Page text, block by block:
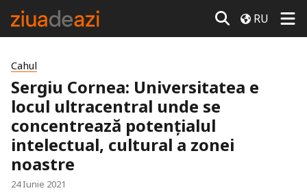
RU
Cahul
Sergiu Cornea: Universitatea e
locul ultracentral unde se
concentrează potențialul
intelectual, cultural a zonei
noastre
24 Iunie 2021